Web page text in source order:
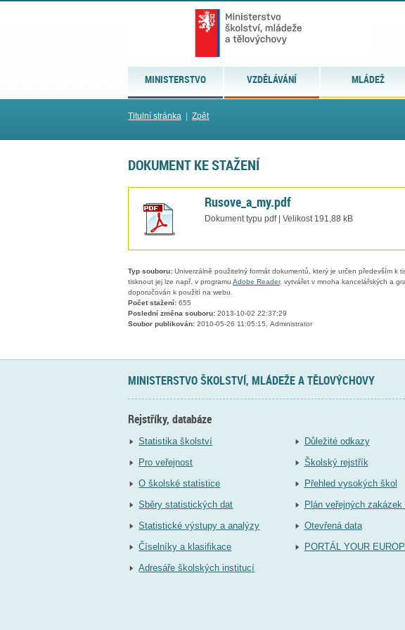
MINISTERSTVO VZDĚLÁVÁNÍ MLÁDEŽ
Titulní stránka Zpět
DOKUMENT KE STAŽENÍ
Rusove_a_my.pdf
Dokument typu pdf | Velikost 191,88 kB
Typ souboru: Univerzálně použitelný formát dokumentů, který je určen především k
tisknout jej lze např. v programu Adobe Reader, vytvářet v mnoha kancelářských a
doporučován k použití na webu.
Počet stažení: 655
Poslední změna souboru: 2013-10-02 22:37:29
Soubor publikován: 2010-05-26 11:05:15, Administrator
MINISTERSTVO ŠKOLSTVÍ, MLÁDEŽE A TĚLOVÝCHOVY
Rejstříky, databáze
Statistika školství
Pro veřejnost
O školské statistice
Sběry statistických dat
Statistické výstupy a analýzy
Číselníky a klasifikace
Adresáře školských institucí
Důležité odkazy
Školský rejstřík
Přehled vysokých škol
Plán veřejných zakázek
Otevřená data
PORTÁL YOUR